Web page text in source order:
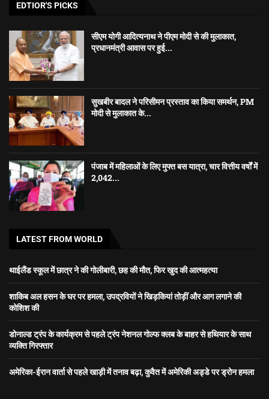
EDTIOR'S PICKS
सीएम योगी आदित्यनाथ ने पीएम मोदी से की मुलाकात,
प्रधानमंत्री आवास पर हुई...
सुखबीर बादल ने परिसीमन प्रस्ताव का किया समर्थन, PM
मोदी से मुलाकात के...
पंजाब में महिलाओं के लिए मुफ्त बस यात्रा, चार वित्तीय वर्षों में
2,042...
LATEST FROM WORLD
थाईलैंड स्कूल में छात्र ने की गोलीबारी, छह की मौत, फिर खुद की आत्महत्या
शाकिब अल हसन के घर पर हमला, उपद्रवियों ने खिड़कियां तोड़ीं और आग लगाने की
कोशिश की
डोनाल्ड ट्रंप के कार्यक्रम से पहले ट्रंप नेशनल गोल्फ क्लब के बाहर से हथियार के साथ
व्यक्ति गिरफ्तार
अमेरिका-ईरान वार्ता से पहले खाड़ी में तनाव बढ़ा, कुवैत में अमेरिकी अड्डे पर ड्रोन हमला